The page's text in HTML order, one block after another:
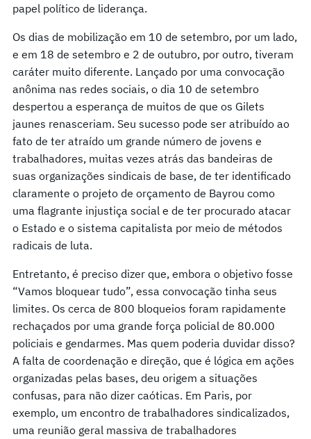
papel político de liderança.
Os dias de mobilização em 10 de setembro, por um lado,
e em 18 de setembro e 2 de outubro, por outro, tiveram
caráter muito diferente. Lançado por uma convocação
anônima nas redes sociais, o dia 10 de setembro
despertou a esperança de muitos de que os Gilets
jaunes renasceriam. Seu sucesso pode ser atribuído ao
fato de ter atraído um grande número de jovens e
trabalhadores, muitas vezes atrás das bandeiras de
suas organizações sindicais de base, de ter identificado
claramente o projeto de orçamento de Bayrou como
uma flagrante injustiça social e de ter procurado atacar
o Estado e o sistema capitalista por meio de métodos
radicais de luta.
Entretanto, é preciso dizer que, embora o objetivo fosse
“Vamos bloquear tudo”, essa convocação tinha seus
limites. Os cerca de 800 bloqueios foram rapidamente
rechaçados por uma grande força policial de 80.000
policiais e gendarmes. Mas quem poderia duvidar disso?
A falta de coordenação e direção, que é lógica em ações
organizadas pelas bases, deu origem a situações
confusas, para não dizer caóticas. Em Paris, por
exemplo, um encontro de trabalhadores sindicalizados,
uma reunião geral massiva de trabalhadores